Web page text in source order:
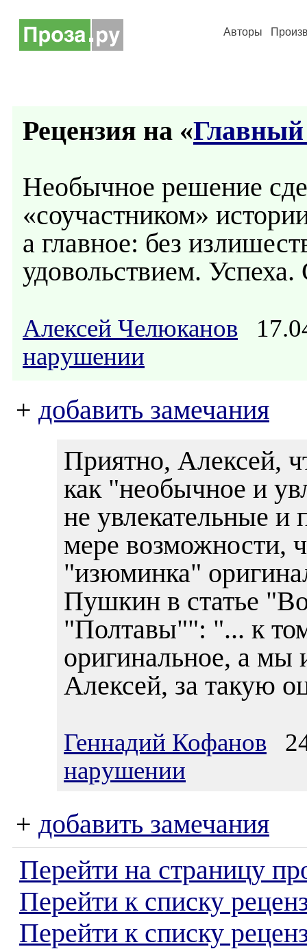
Авторы
Рецензия на «Главный
Необычное решение
«соучастником»
а главное: без
удовольствием.
Алексей Челюканов
нарушении
+ добавить замечания
Приятно, Алексей,
как "необычное и
не увлекательные и
мере возможности,
"изюминка"
Пушкин в статье
"Полтавы"": "... к
оригинальное, а мы
Алексей, за такую
Геннадий Кофанов
нарушении
+ добавить замечания
Перейти на страницу
Перейти к списку
Перейти к списку